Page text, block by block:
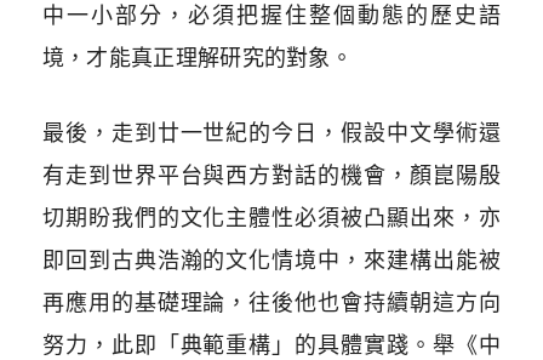
中一小部分，必須把握住整個動態的歷史語
境，才能真正理解研究的對象。
最後，走到廿一世紀的今日，假設中文學術還
有走到世界平台與西方對話的機會，顏崑陽殷
切期盼我們的文化主體性必須被凸顯出來，亦
即回到古典浩瀚的文化情境中，來建構出能被
再應用的基礎理論，往後他也會持續朝這方向
努力，此即「典範重構」的具體實踐。舉《中